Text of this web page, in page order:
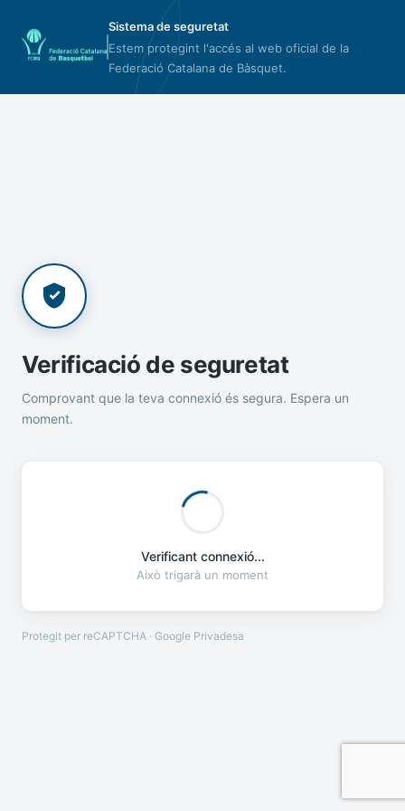
Sistema de seguretat
Estem protegint l'accés al web oficial de la
Federació Catalana de Bàsquet.
Verificació de seguretat
Comprovant que la teva connexió és segura. Espera un
moment.
Verificant connexió...
Això trigarà un moment
Protegit per reCAPTCHA · Google Privadesa